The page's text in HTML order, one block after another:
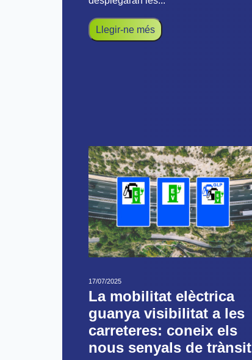
Llegir-ne més
17/07/2025
La mobilitat elèctrica
guanya visibilitat a les
carreteres: coneix els
nous senyals de trànsit